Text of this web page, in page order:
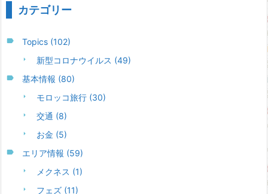
カテゴリー
Topics (102)
新型コロナウイルス (49)
基本情報 (80)
モロッコ旅行 (30)
交通 (8)
お金 (5)
エリア情報 (59)
メクネス (1)
フェズ (11)